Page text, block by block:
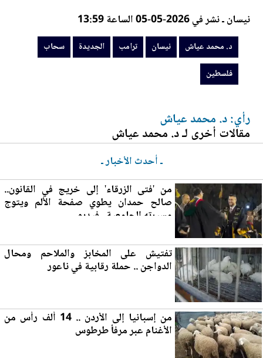
نيسان ـ نشر في 2026-05-05 الساعة 13:59
د. محمد عياش نيسان ترامب الجديدة
سحاب
فلسطين
رأي: د. محمد عياش
مقالات أخرى لـ د. محمد عياش
ـ أحدث الأخبار ـ
من 'فتى الزرقاء' إلى خريج في القانون..
صالح حمدان يطوي صفحة الألم ويتوج
مسيرته الجامعي ة.. فيديو
تفتيش على المخابز والملاحم ومحال
الدواجن .. حملة رقابية فيناعور
من إسبانيا إلى الأردن .. 14 ألف رأس من
الأغنام عبر مرفأ طرطوس